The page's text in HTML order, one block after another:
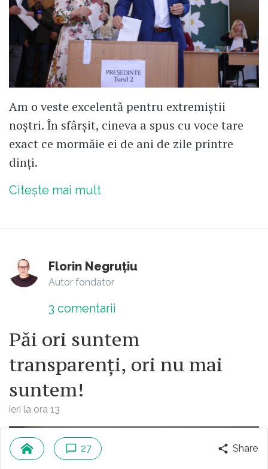
Am o veste excelentă pentru extremiștii
noștri. În sfârșit, cineva a spus cu voce tare
exact ce mormăie ei de ani de zile printre
dinți.
Citește mai mult
Florin Negruțiu
Autor fondator
3 comentarii
Păi ori suntem
transparenți, ori nu mai
suntem!
ieri la ora 13
27 Share